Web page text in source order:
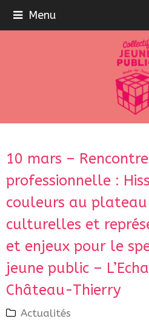
Menu
10 mars – Rencontre
professionnelle :
couleurs au
culturelles et
et enjeux pour le
jeune public –
Château-Thierry
Actualités